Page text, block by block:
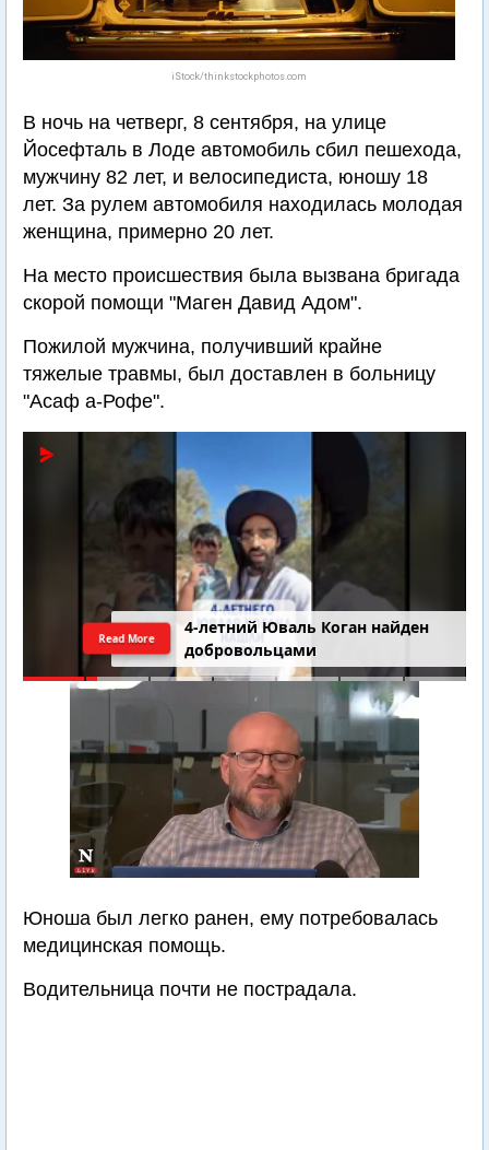
iStock/thinkstockphotos.com
В ночь на четверг, 8 сентября, на улице
Йосефталь в Лоде автомобиль сбил пешехода,
мужчину 82 лет, и велосипедиста, юношу 18
лет. За рулем автомобиля находилась молодая
женщина, примерно 20 лет.
На место происшествия была вызвана бригада
скорой помощи "Маген Давид Адом".
Пожилой мужчина, получивший крайне
тяжелые травмы, был доставлен в больницу
"Асаф а-Рофе".
4-летний Юваль Коган найден
добровольцами
Read More
Юноша был легко ранен, ему потребовалась
медицинская помощь.
Водительница почти не пострадала.